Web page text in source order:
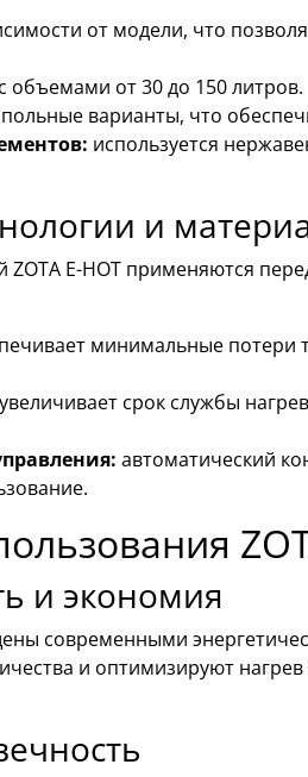
от модели, что
объемами от 30 до 150 литров.
варианты, что
используется
и
ZOTA E-HOT применяются
минимальные потери
увеличивает срок службы
автоматический
и экономия
современными
и оптимизируют